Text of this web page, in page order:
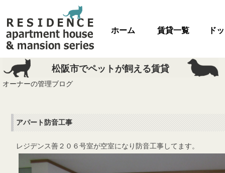
ホーム 賃貸一覧 ド
松阪市でペットが飼える賃貸
オーナーの管理ブログ
アパート防音工事
レジデンス善２０６号室が空室になり防音工事してます。